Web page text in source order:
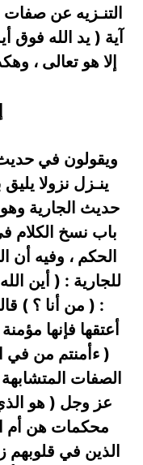
التنـزيه عن
آية ( يد الله فوق
إلا هو تعالى ،
ويقولون في حديث
ينـزل نزولا يليق
حديث الجارية
باب نسخ الكلام
الحكم ، وفيه أن
للجارية : ( أين
: ( من أنا ؟ )
أعتقها فإنها
( ءأمنتم من في
الصفات
عز وجل ( هو
محكمات هن أم
الذين في قلوبهم